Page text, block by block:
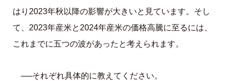
はり2023年秋以降の影響が大きいと見ています。そし
て、2023年産米と2024年産米の価格高騰に至るには、
これまでに五つの波があったと考えられます。
──それぞれ具体的に教えてください。